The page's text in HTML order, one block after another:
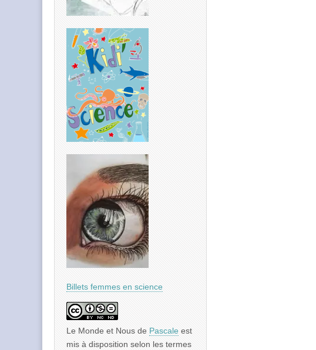
Billets femmes en science
Le Monde et Nous de Pascale est
mis à disposition selon les termes